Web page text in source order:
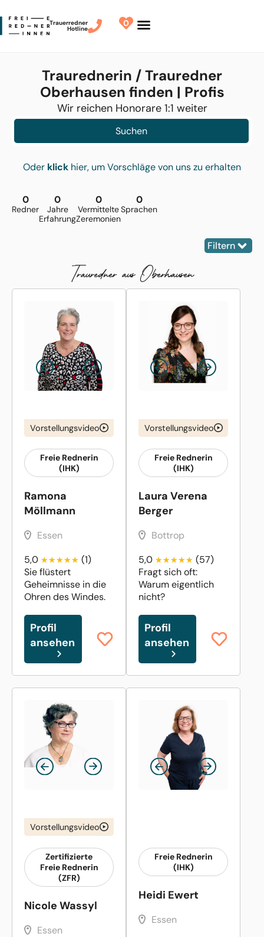
Trauerredner
Hotline
0
Traurednerin / Trauredner
Oberhausen finden | Profis
Wir reichen Honorare 1:1 weiter
Suchen
Oder klick hier, um Vorschläge von uns zu erhalten
Redner
0
Jahre
Erfahrung
0
Vermittelte
Zeremonien
0
Sprachen
0
Filtern
Trauredner aus Oberhausen
Vorstellungsvideo
Freie Rednerin
(IHK)
Ramona
Möllmann
Essen
5,0
(1)
Sie flüstert
Geheimnisse in die
Ohren des Windes.
Profil
ansehen
Vorstellungsvideo
Freie Rednerin
(IHK)
Laura Verena
Berger
Bottrop
5,0
(57)
Fragt sich oft:
Warum eigentlich
nicht?
Profil
ansehen
Vorstellungsvideo
Zertifizierte
Freie Rednerin
(ZFR)
Nicole Wassyl
Essen
Freie Rednerin
(IHK)
Heidi Ewert
Essen